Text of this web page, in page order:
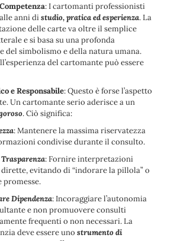
: I cartomanti professionisti
anni distudio, pratica ed esperienza. La
delle carte va oltre il semplice
e si basa su una profonda
del simbolismo e della natura umana.
del cartomante può essere
e Responsabile: Questo è forse l’aspetto
Un cartomante serio aderisce a un
. Ciò significa:
: Mantenere la massima riservatezza
condivise durante il consulto.
: Fornire interpretazioni
dirette, evitando di “indorare la pillola” o
promesse.
Dipendenza: Incoraggiare l’autonomia
e non promuovere consulti
frequenti o non necessari. La
deve essere uno strumento di